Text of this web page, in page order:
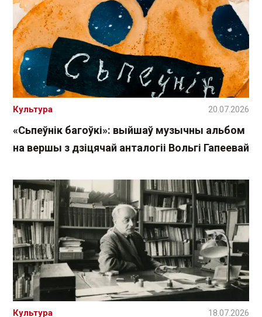
«Сьпеўнік багоўкі»: выйшаў музычны альбом
на вершы з дзіцячай анталогіі Вольгі Гапеевай
Культура 20.07.2026
Культура 18.07.2026